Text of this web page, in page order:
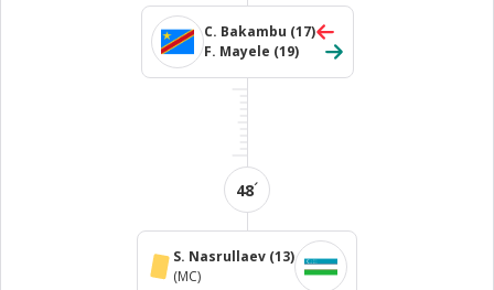
C. Bakambu (17)
F. Mayele (19)
48´
S. Nasrullaev (13)
(MC)